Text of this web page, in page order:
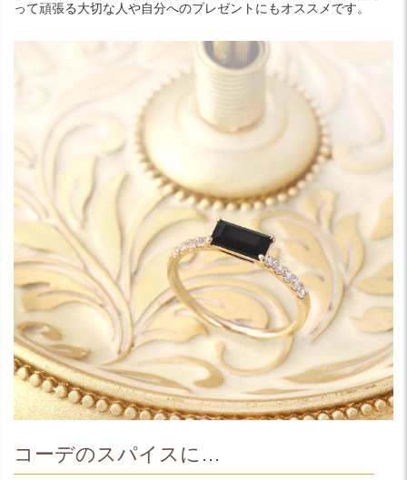
って頑張る大切な人や自分へのプレゼントにもオススメです。
コーデのスパイスに…